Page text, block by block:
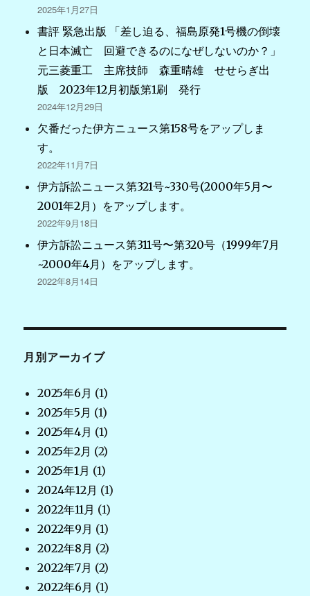
2025年1月27日
書評 緊急出版 「差し迫る、福島原発1号機の倒壊
と日本滅亡 回避できるのになぜしないのか？」
元三菱重工 主席技師 森重晴雄 せせらぎ出
版 2023年12月初版第1刷 発行
2024年12月29日
欠番だった伊方ニュース第158号をアップしま
す。
2022年11月7日
伊方訴訟ニュース第321号~330号(2000年5月〜
2001年2月）をアップします。
2022年9月18日
伊方訴訟ニュース第311号〜第320号（1999年7月
~2000年4月）をアップします。
2022年8月14日
月別アーカイブ
2025年6月 (1)
2025年5月 (1)
2025年4月 (1)
2025年2月 (2)
2025年1月 (1)
2024年12月 (1)
2022年11月 (1)
2022年9月 (1)
2022年8月 (2)
2022年7月 (2)
2022年6月 (1)